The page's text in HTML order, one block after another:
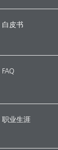
白皮书
FAQ
职业生涯